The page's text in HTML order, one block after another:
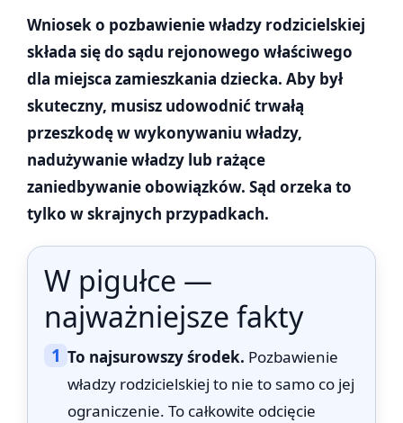
Wniosek o pozbawienie władzy rodzicielskiej
składa się do sądu rejonowego właściwego
dla miejsca zamieszkania dziecka. Aby był
skuteczny, musisz udowodnić trwałą
przeszkodę w wykonywaniu władzy,
nadużywanie władzy lub rażące
zaniedbywanie obowiązków. Sąd orzeka to
tylko w skrajnych przypadkach.
W pigułce —
najważniejsze fakty
1 To najsurowszy środek. Pozbawienie
władzy rodzicielskiej to nie to samo co jej
ograniczenie. To całkowite odcięcie